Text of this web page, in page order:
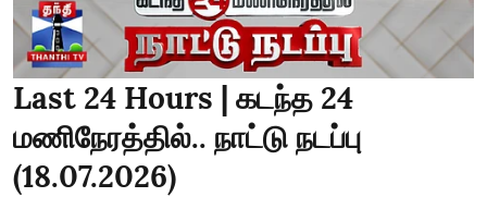
Last 24 Hours | கடந்த 24
மணிநேரத்தில்.. நாட்டு நடப்பு
(18.07.2026)